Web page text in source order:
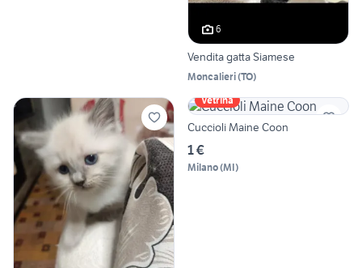
6
Vendita gatta Siamese
Moncalieri(TO)
Vetrina
Cuccioli Maine Coon
1 €
Milano(MI)